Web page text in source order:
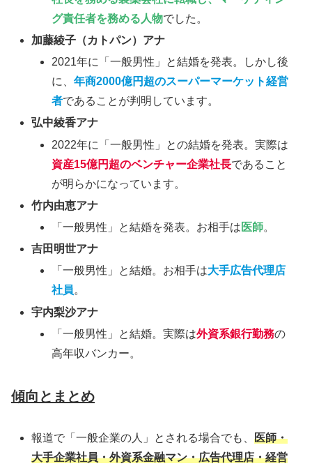
グ責任者を務める人物でした。
加藤綾子（カトパン）アナ
2021年に「一般男性」と結婚を発表。しかし後
に、年商2000億円超のスーパーマーケット経営
者であることが判明しています。
弘中綾香アナ
2022年に「一般男性」との結婚を発表。実際は
資産15億円超のベンチャー企業社長であること
が明らかになっています。
竹内由恵アナ
「一般男性」と結婚を発表。お相手は 医師。
吉田明世アナ
「一般男性」と結婚。お相手は大手広告代理店
社員。
宇内梨沙アナ
「一般男性」と結婚。実際は外資系銀行勤務の
高年収バンカー。
傾向とまとめ
報道で「一般企業の人」とされる場合でも、医師・
大手企業社員・外資系金融マン・広告代理店・経営